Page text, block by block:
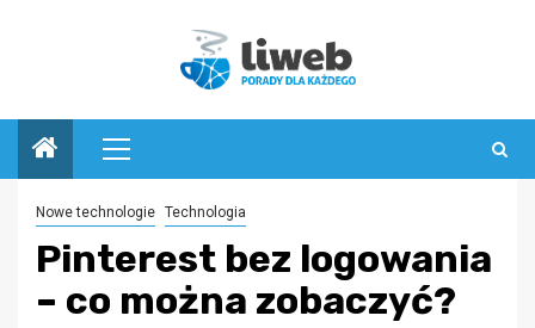
Menu
główne
Nowe technologie Technologia
Pinterest bez logowania
– co można zobaczyć?